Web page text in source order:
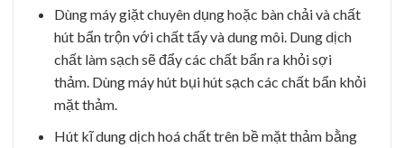
Dùng máy giặt chuyên dụng hoặc bàn chải và chất
hút bẩn trộn với chất tẩy và dung môi. Dung dịch
chất làm sạch sẽ đẩy các chất bẩn ra khỏi sợi
thảm. Dùng máy hút bụi hút sạch các chất bẩn khỏi
mặt thảm.
Hút kĩ dung dịch hoá chất trên bề mặt thảm bằng